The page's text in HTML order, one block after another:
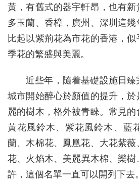
黃，有舊式的器宇軒昂，也有
多玉蘭、香樟，廣州、深圳這幾
比起以紫荊花為市花的香港，
季花的繁盛與美麗。
近些年，隨着基礎設施日
城市開始醉心於顏值的提升，
麗的樹木，格外被青睞。常見
黃花風鈴木、紫花風鈴木、藍
蘭、木棉花、鳳凰花、大花紫
花、火焰木、美麗異木棉、欒
許，這個名單一直可以開列下去。